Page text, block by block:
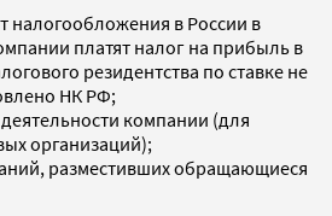
налогообложения в России в
платят налог на прибыль в
резидентства по ставке не
НК РФ;
компании (для
организаций);
разместивших обращающиеся